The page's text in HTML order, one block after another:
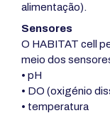
alimentação).
Sensores
O HABITAT cell
meio dos
• pH
• DO (oxigénio
• temperatura